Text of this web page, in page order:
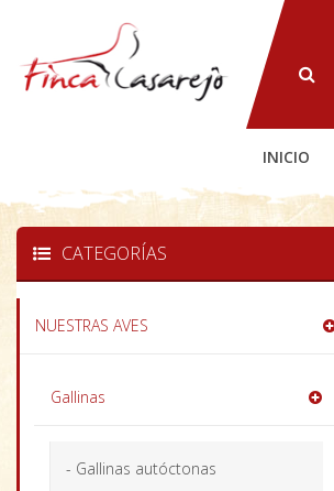
INICIO
CATEGORÍAS
NUESTRAS AVES
Gallinas
- Gallinas autóctonas